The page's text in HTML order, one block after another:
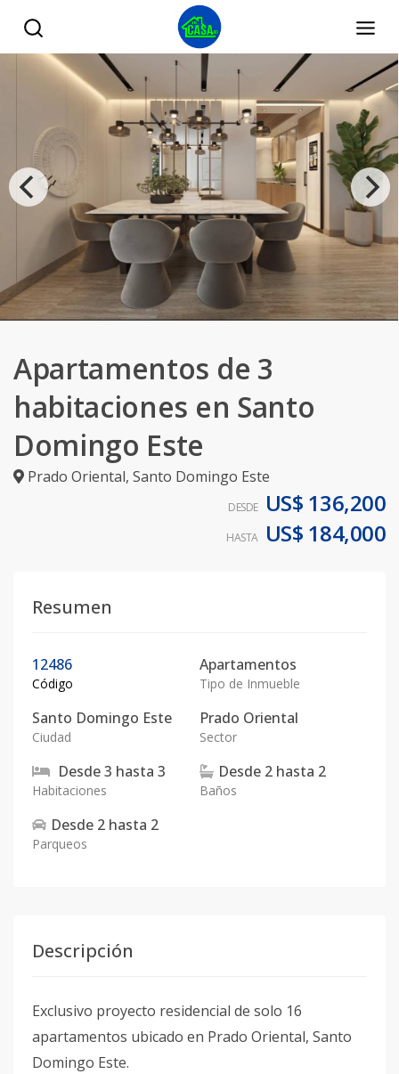
Apartamentos de 3
habitaciones en Santo
Domingo Este
Prado Oriental, Santo Domingo Este
DESDE US$ 136,200
HASTA US$ 184,000
Resumen
12486
Código
Apartamentos
Tipo de Inmueble
Santo Domingo Este
Ciudad
Prado Oriental
Sector
Desde3 hasta 3
Habitaciones
Desde 2 hasta 2
Baños
Desde 2 hasta 2
Parqueos
Descripción
Exclusivo proyecto residencial de solo 16
apartamentos ubicado en Prado Oriental, Santo
Domingo Este.